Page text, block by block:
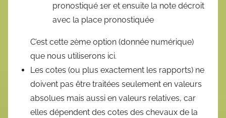
pronostiqué 1er et ensuite la note décroit
avec la place pronostiquée
C’est cette 2ème option (donnée numérique)
que nous utiliserons ici.
Les cotes (ou plus exactement les rapports) ne
doivent pas être traitées seulement en valeurs
absolues mais aussi en valeurs relatives, car
elles dépendent des cotes des chevaux de la